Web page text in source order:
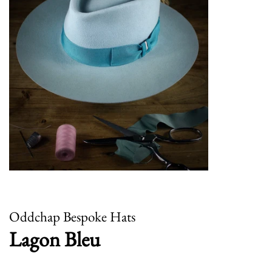
Oddchap Bespoke Hats
Lagon Bleu